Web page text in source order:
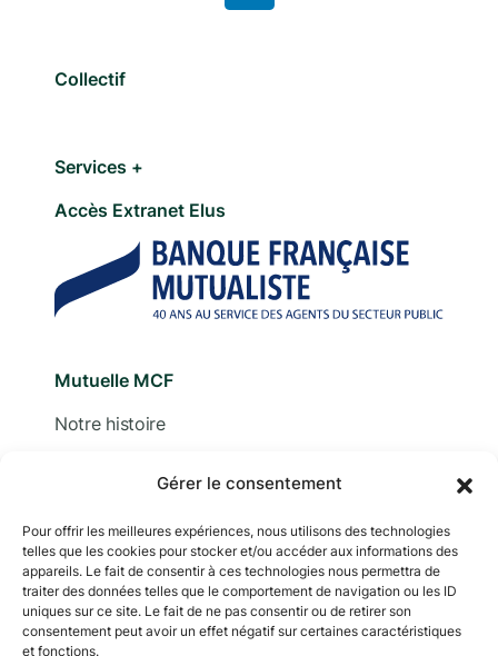
Gérer le consentement
Pour offrir les meilleures expériences, nous utilisons des technologies
telles que les cookies pour stocker et/ou accéder aux informations des
appareils. Le fait de consentir à ces technologies nous permettra de
traiter des données telles que le comportement de navigation ou les ID
uniques sur ce site. Le fait de ne pas consentir ou de retirer son
consentement peut avoir un effet négatif sur certaines caractéristiques
et fonctions.
Collectif
Services +
Accès Extranet Elus
Mutuelle MCF
Notre histoire
Adhérer
Documentation